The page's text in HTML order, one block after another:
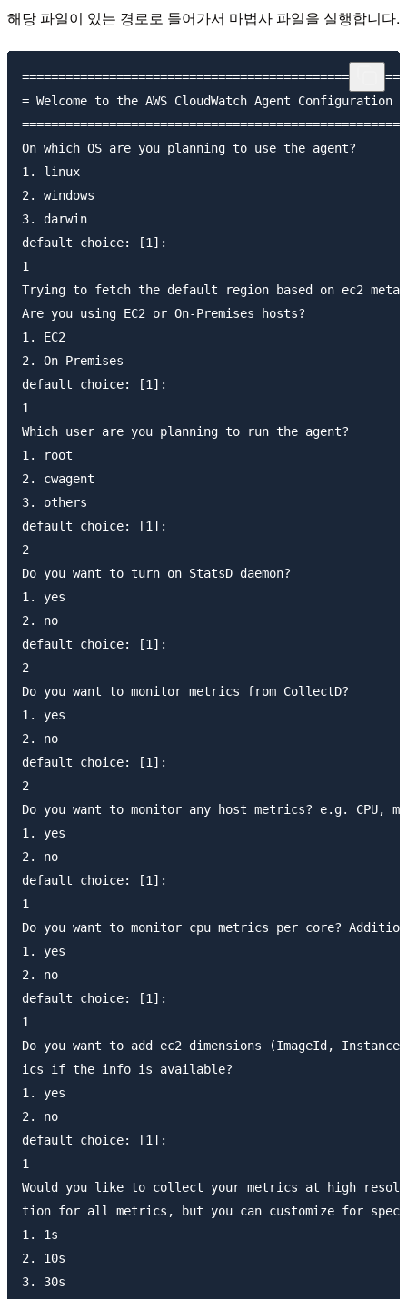
해당 파일이 있는 경로로 들어가서 마법사 파일을 실행합니다.
= Welcome to the AWS CloudWatch Agent Configuration
On which OS are you planning to use the agent?
1. linux
2. windows
3. darwin
default choice: [1]:
1
Trying to fetch the default region based on ec2
Are you using EC2 or On-Premises hosts?
1. EC2
2. On-Premises
default choice: [1]:
1
Which user are you planning to run the agent?
1. root
2. cwagent
3. others
default choice: [1]:
2
Do you want to turn on StatsD daemon?
1. yes
2. no
default choice: [1]:
2
Do you want to monitor metrics from CollectD?
1. yes
2. no
default choice: [1]:
2
Do you want to monitor any host metrics? e.g. CPU,
1. yes
2. no
default choice: [1]:
1
Do you want to monitor cpu metrics per core?
1. yes
2. no
default choice: [1]:
1
Do you want to add ec2 dimensions (ImageId,
ics if the info is available?
1. yes
2. no
default choice: [1]:
1
Would you like to collect your metrics at high
tion for all metrics, but you can customize for
1. 1s
2. 10s
3. 30s